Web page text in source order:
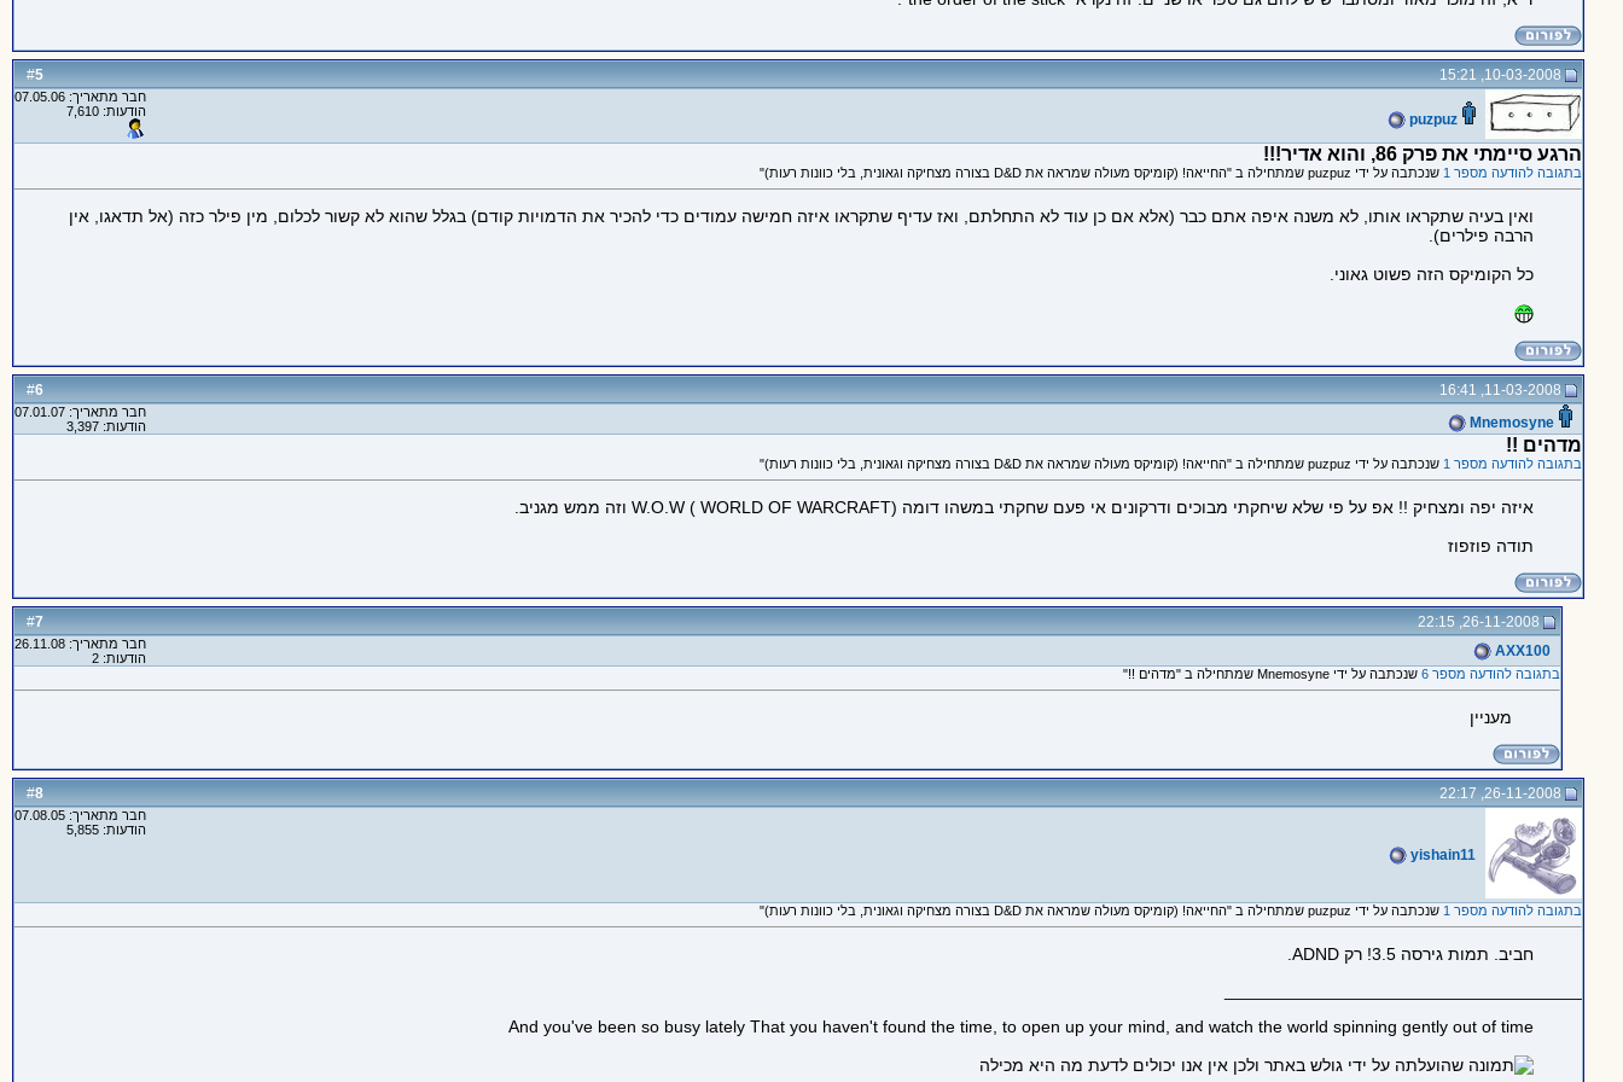
#
5 10-03-2008, 15:21
puzpuz
חבר מתאריך: 07.05.06
הודעות: 7,610
הרגע סיימתי את פרק 86, והוא אדיר!!!
בתגובה להודעה מספר 1 שנכתבה על ידי puzpuz שמתחילה ב "החייאה! (קומיקס מעולה שמראה את D&D בצורה מצחיקה וגאונית, בלי כוונות רעות)"
ואין בעיה שתקראו אותו, לא משנה איפה אתם כבר (אלא אם כן עוד לא התחלתם, ואז עדיף שתקראו איזה חמישה עמודים כדי להכיר את הדמויות קודם) בגלל שהוא לא קשור לכלום, מין פילר כזה (אל תדאגו, אין
הרבה פילרים).
כל הקומיקס הזה פשוט גאוני.
#
6
11-03-2008, 16:41
Mnemosyne
חבר מתאריך: 07.01.07
הודעות: 3,397
מדהים !!
בתגובה להודעה מספר 1 שנכתבה על ידי puzpuz שמתחילה ב "החייאה! (קומיקס מעולה שמראה את D&D בצורה מצחיקה וגאונית, בלי כוונות רעות)"
איזה יפה ומצחיק !! אפ על פי שלא שיחקתי מבוכים ודרקונים אי פעם שחקתי במשהו דומה W.O.W ( WORLD OF WARCRAFT) וזה ממש מגניב.
תודה פוזפוז
#
7
26-11-2008, 22:15
AXX100
חבר מתאריך: 26.11.08
הודעות: 2
בתגובה להודעה מספר 6
שנכתבה על ידי Mnemosyne שמתחילה ב "מדהים !!"
מעניין
#
8 26-11-2008, 22:17
yishain11
חבר מתאריך: 07.08.05
הודעות: 5,855
בתגובה להודעה מספר 1 שנכתבה על ידי puzpuz שמתחילה ב "החייאה! (קומיקס מעולה שמראה את D&D בצורה מצחיקה וגאונית, בלי כוונות רעות)"
חביב. תמות גירסה 3.5! רק ADND.
And you've been so busy lately That you haven't found the time, to open up your mind, and watch the world spinning gently out of time